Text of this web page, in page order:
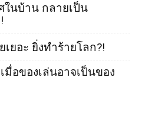
ในบ้าน กลายเป็น
ยอะ ยิ่งทำร้ายโลก?!
มื่อของเล่นอาจเป็นของ